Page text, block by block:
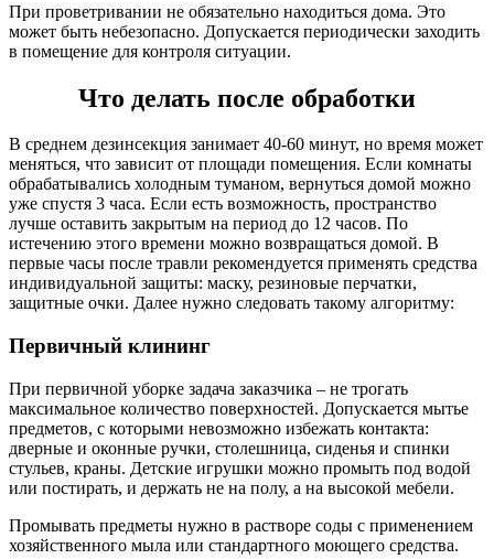
При проветривании не обязательно находиться дома. Это
может быть небезопасно. Допускается периодически заходить
в помещение для контроля ситуации.
Что делать после обработки
В среднем дезинсекция занимает 40-60 минут, но время может
меняться, что зависит от площади помещения. Если комнаты
обрабатывались холодным туманом, вернуться домой можно
уже спустя 3 часа. Если есть возможность, пространство
лучше оставить закрытым на период до 12 часов. По
истечению этого времени можно возвращаться домой. В
первые часы после травли рекомендуется применять средства
индивидуальной защиты: маску, резиновые перчатки,
защитные очки. Далее нужно следовать такому алгоритму:
Первичный клининг
При первичной уборке задача заказчика – не трогать
максимальное количество поверхностей. Допускается мытье
предметов, с которыми невозможно избежать контакта:
дверные и оконные ручки, столешница, сиденья и спинки
стульев, краны. Детские игрушки можно промыть под водой
или постирать, и держать не на полу, а на высокой мебели.
Промывать предметы нужно в растворе соды с применением
хозяйственного мыла или стандартного моющего средства.